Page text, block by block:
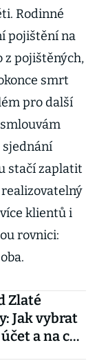
Rodinné
pojištění na
z pojištěných,
smrt
pro další
sjednání
stačí zaplatit
klientů i
rovnici:
Zlaté
Jak vybrat
a na co